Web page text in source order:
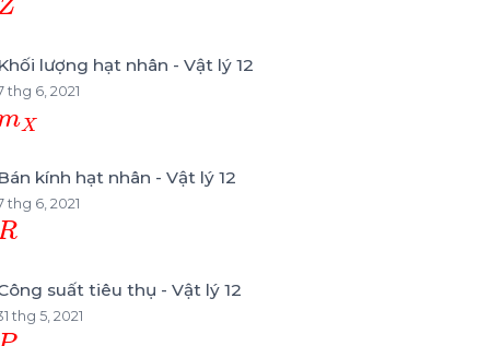
lượng hạt nhân - Vật lý 12
thg 6, 2021
X
kính hạt nhân - Vật lý 12
thg 6, 2021
suất tiêu thụ - Vật lý 12
thg 5, 2021